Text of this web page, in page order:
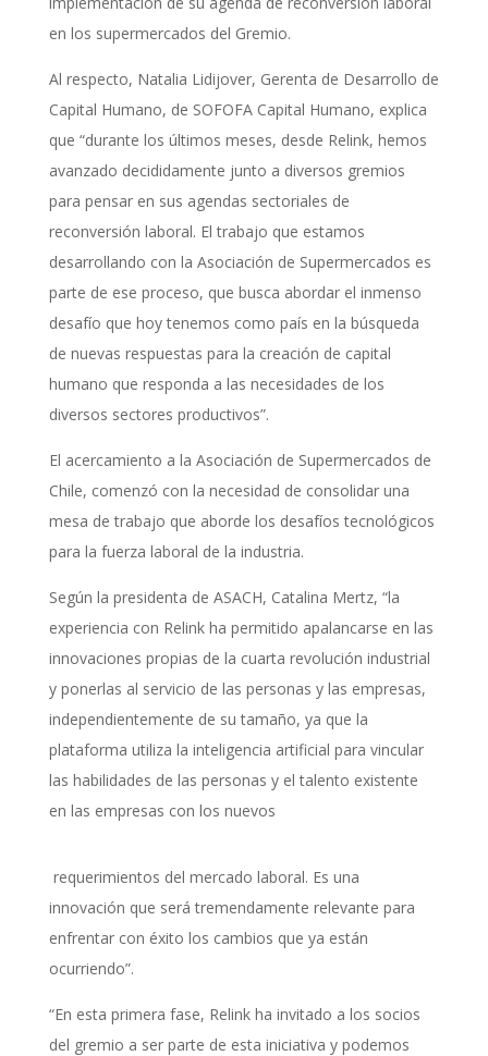
en los supermercados del Gremio.
Al respecto, Natalia Lidijover, Gerenta de Desarrollo de
Capital Humano, de SOFOFA Capital Humano, explica
que “durante los últimos meses, desde Relink, hemos
avanzado decididamente junto a diversos gremios
para pensar en sus agendas sectoriales de
reconversión laboral. El trabajo que estamos
desarrollando con la Asociación de Supermercados es
parte de ese proceso, que busca abordar el inmenso
desafío que hoy tenemos como país en la búsqueda
de nuevas respuestas para la creación de capital
humano que responda a las necesidades de los
diversos sectores productivos”.
El acercamiento a la Asociación de Supermercados de
Chile, comenzó con la necesidad de consolidar una
mesa de trabajo que aborde los desafíos tecnológicos
para la fuerza laboral de la industria.
Según la presidenta de ASACH, Catalina Mertz, “la
experiencia con Relink ha permitido apalancarse en las
innovaciones propias de la cuarta revolución industrial
y ponerlas al servicio de las personas y las empresas,
independientemente de su tamaño, ya que la
plataforma utiliza la inteligencia artificial para vincular
las habilidades de las personas y el talento existente
en las empresas con los nuevos
requerimientos del mercado laboral. Es una
innovación que será tremendamente relevante para
enfrentar con éxito los cambios que ya están
ocurriendo”.
“En esta primera fase, Relink ha invitado a los socios
del gremio a ser parte de esta iniciativa y podemos